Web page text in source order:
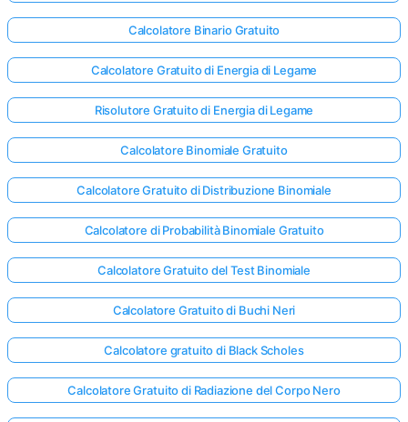
Calcolatore Binario Gratuito
Calcolatore Gratuito di Energia di Legame
Risolutore Gratuito di Energia di Legame
Calcolatore Binomiale Gratuito
Calcolatore Gratuito di Distribuzione Binomiale
Calcolatore di Probabilità Binomiale Gratuito
Calcolatore Gratuito del Test Binomiale
Calcolatore Gratuito di Buchi Neri
Calcolatore gratuito di Black Scholes
Calcolatore Gratuito di Radiazione del Corpo Nero